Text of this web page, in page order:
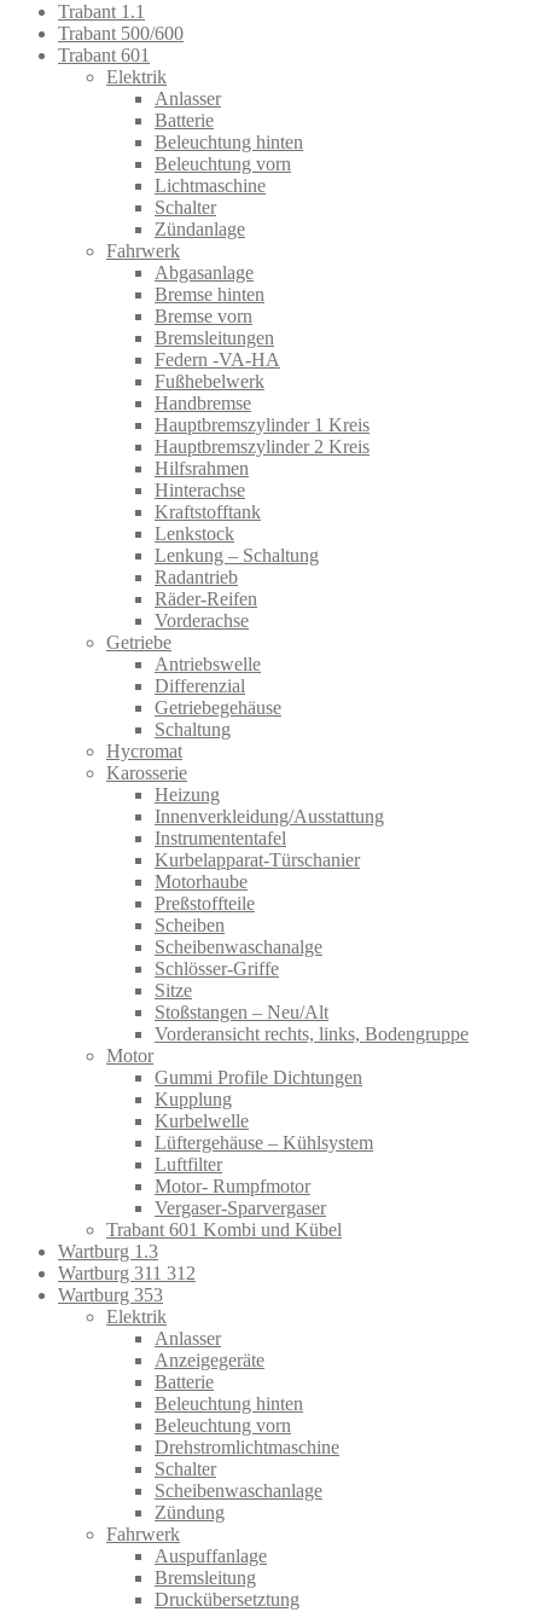
Trabant 1.1
Trabant 500/600
Trabant 601
Elektrik
Anlasser
Batterie
Beleuchtung hinten
Beleuchtung vorn
Lichtmaschine
Schalter
Zündanlage
Fahrwerk
Abgasanlage
Bremse hinten
Bremse vorn
Bremsleitungen
Federn -VA-HA
Fußhebelwerk
Handbremse
Hauptbremszylinder 1 Kreis
Hauptbremszylinder 2 Kreis
Hilfsrahmen
Hinterachse
Kraftstofftank
Lenkstock
Lenkung – Schaltung
Radantrieb
Räder-Reifen
Vorderachse
Getriebe
Antriebswelle
Differenzial
Getriebegehäuse
Schaltung
Hycromat
Karosserie
Heizung
Innenverkleidung/Ausstattung
Instrumententafel
Kurbelapparat-Türschanier
Motorhaube
Preßstoffteile
Scheiben
Scheibenwaschanalge
Schlösser-Griffe
Sitze
Stoßstangen – Neu/Alt
Vorderansicht rechts, links, Bodengruppe
Motor
Gummi Profile Dichtungen
Kupplung
Kurbelwelle
Lüftergehäuse – Kühlsystem
Luftfilter
Motor- Rumpfmotor
Vergaser-Sparvergaser
Trabant 601 Kombi und Kübel
Wartburg 1.3
Wartburg 311 312
Wartburg 353
Elektrik
Anlasser
Anzeigegeräte
Batterie
Beleuchtung hinten
Beleuchtung vorn
Drehstromlichtmaschine
Schalter
Scheibenwaschanlage
Zündung
Fahrwerk
Auspuffanlage
Bremsleitung
Druckübersetztung